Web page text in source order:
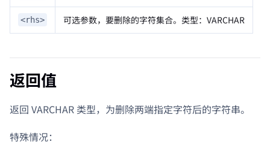
<rhs> 可选参数，要删除的字符集合。类型：VARCHAR
返回值
返回 VARCHAR 类型，为删除两端指定字符后的字符串。
特殊情况：